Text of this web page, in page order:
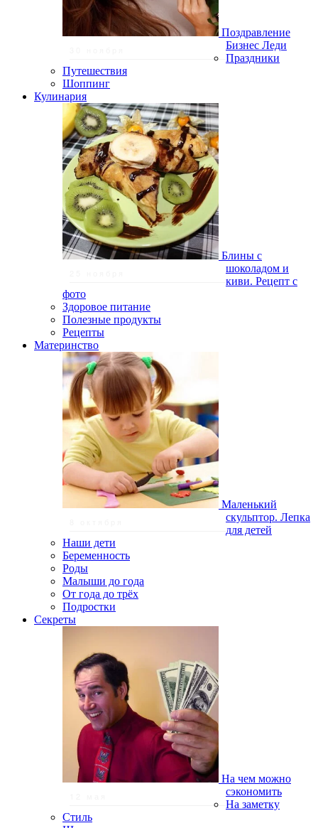
Поздравление
Бизнес Леди
Праздники
Путешествия
Шоппинг
Кулинария
Блины с
шоколадом и
киви. Рецепт с
фото
Здоровое питание
Полезные продукты
Рецепты
Материнство
Маленький
скульптор. Лепка
для детей
Наши дети
Беременность
Роды
Малыши до года
От года до трёх
Подростки
Секреты
На чем можно
сэкономить
На заметку
Стиль